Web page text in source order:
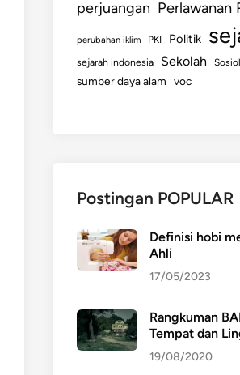
perjuangan Perlawanan
perubahan iklim PKI Politik
sejarah indonesia Sekolah
sumber daya alam voc
Postingan POPULAR
Definisi hobi
Ahli
17/05/2023
Rangkuman
Tempat dan
19/08/2020